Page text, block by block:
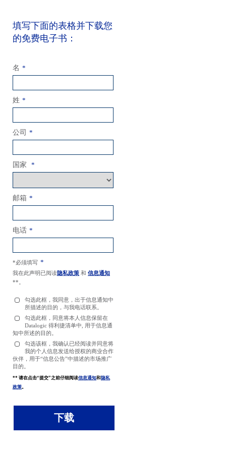
填写下面的表格并下载您
的免费电子书：
名 *
姓 *
公司 *
国家 *
邮箱 *
电话 *
*必须填写 *
我在此声明已阅读隐私政策 和 信息通知
**。
勾选此框，我同意，出于信息通知中
所描述的目的，与我电话联系。
勾选此框，同意将本人信息保留在
Datalogic 得利捷清单中, 用于信息通
知中所述的目的。
勾选该框，我确认已经阅读并同意将
我的个人信息发送给授权的商业合作
伙伴，用于“信息公告”中描述的市场推广
目的。
** 请在点击“提交”之前仔细阅读信息通知和 隐私
政策。